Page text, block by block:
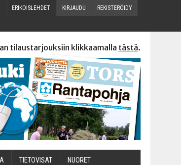
ERI­KOIS­LEH­DET KIR­JAU­DU REKIS­TE­RÖI­DY
tilaustarjouksiin klikkaamalla tästä.
TIETOVISAT NUO­RET